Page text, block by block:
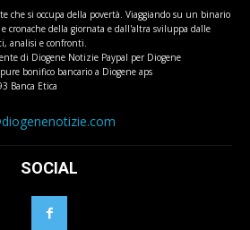
che si occupa della povertà. Viaggiando su un binario
cronache della giornata e dall'altra sviluppa dalle
analisi e confronti.
di Diogene Notizie Paypal per Diogene
bonifico bancario a Diogene aps
Banca Etica
SOCIAL